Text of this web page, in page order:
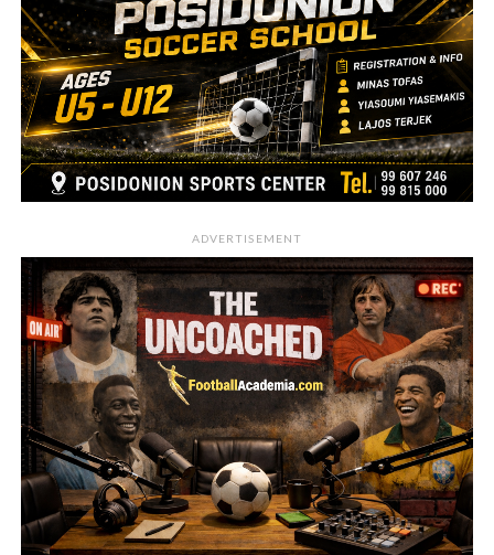
ADVERTISEMENT